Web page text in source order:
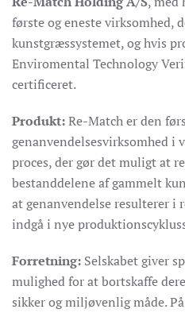
første og eneste virksomhed,
kunstgræssystemet, og hvis
Enviromental Technology
certificeret.
Produkt:Re-Match er den
genanvendelsesvirksomhed i
proces, der gør det muligt at
bestanddelene af gammelt
at genanvendelse resulterer i
indgå i nye
Forretning: Selskabet giver
mulighed for at bortskaffe
sikker og miljøvenlig måde.